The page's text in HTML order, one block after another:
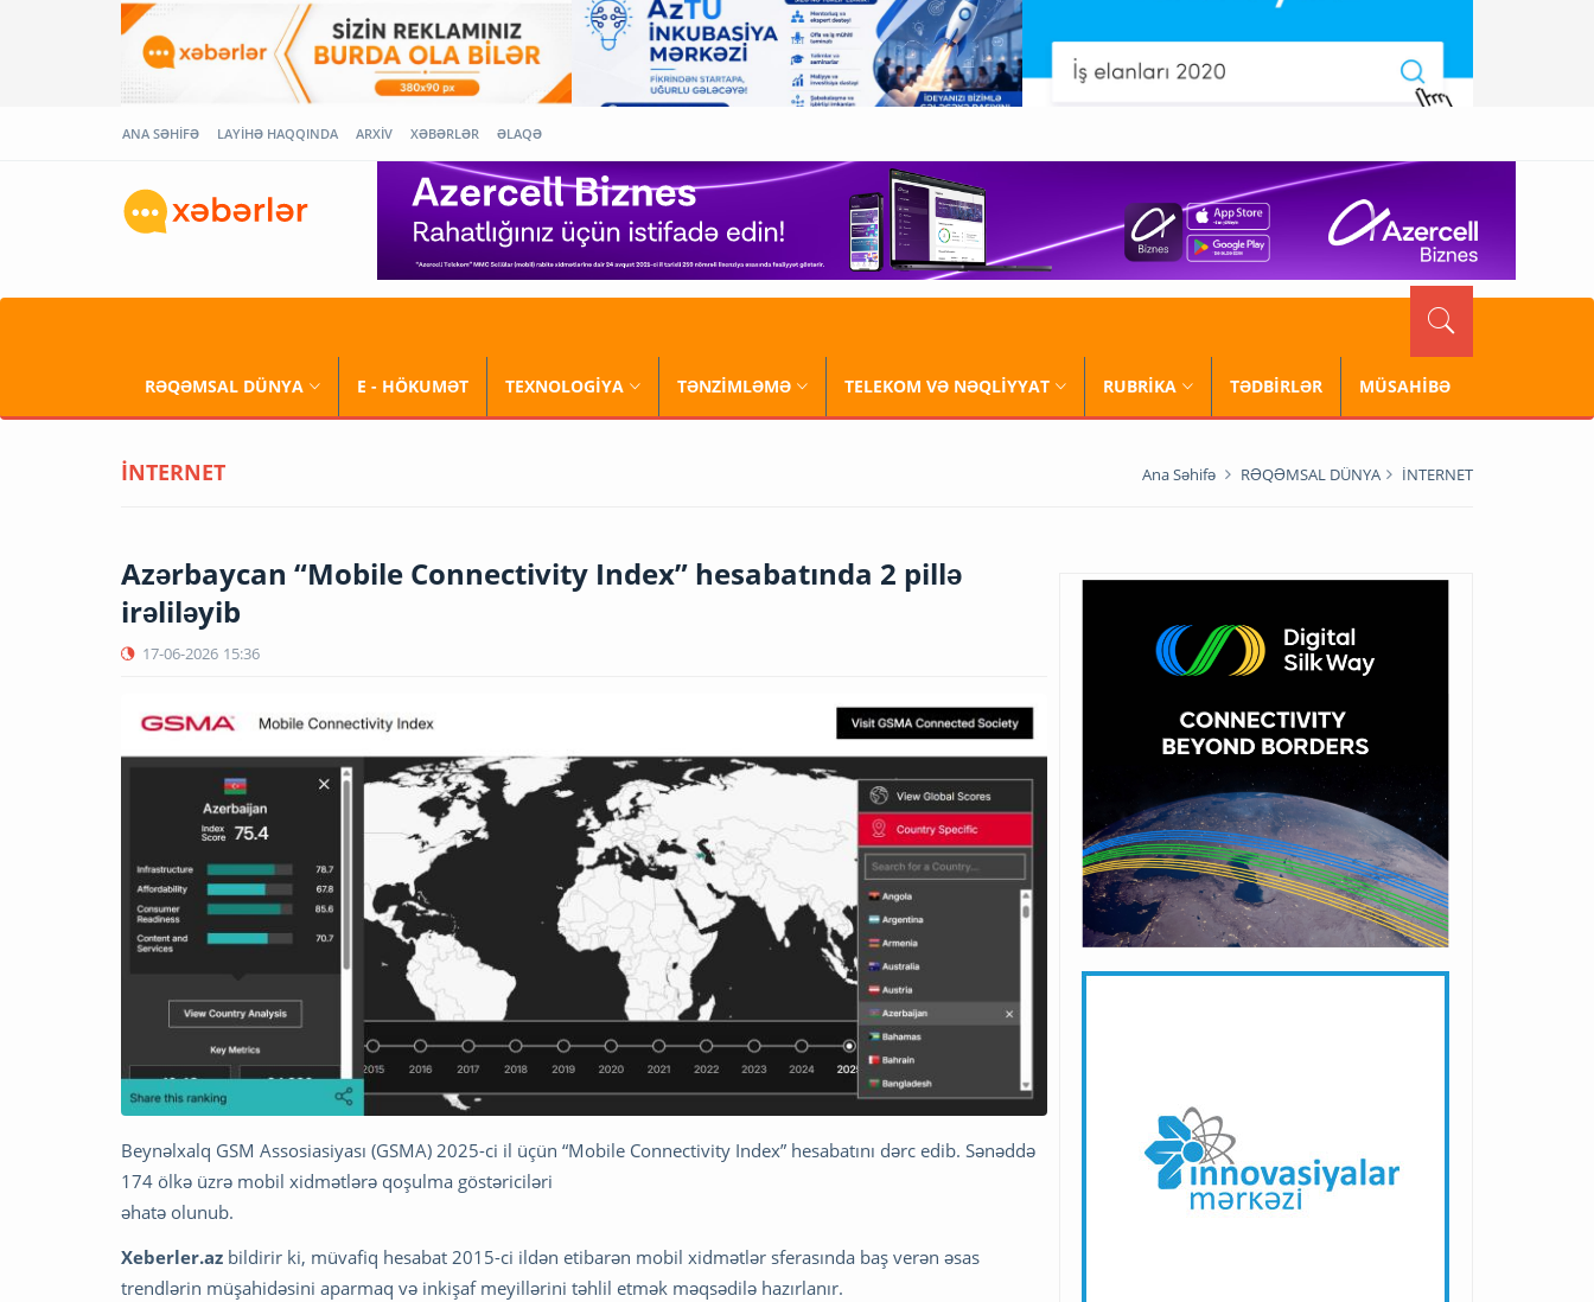
ANA SƏHİFƏ LAYİHƏ HAQQINDA ARXİV XƏBƏRLƏR ƏLAQƏ
RƏQƏMSAL DÜNYA E - HÖKUMƏT TEXNOLOGİYA TƏNZİMLƏMƏ TELEKOM VƏ NƏQLİYYAT RUBRİKA TƏDBİRLƏR MÜSAHİBƏ
İNTERNET Ana Səhifə RƏQƏMSAL DÜNYA İNTERNET
Azərbaycan “Mobile Connectivity Index” hesabatında 2 pillə
irəliləyib
17-06-2026 15:36
Beynəlxalq GSM Assosiasiyası (GSMA) 2025-ci il üçün “Mobile Connectivity Index” hesabatını dərc edib. Sənəddə
174 ölkə üzrə mobil xidmətlərə qoşulma göstəriciləri
əhatə olunub.
Xeberler.az bildirir ki, müvafiq hesabat 2015-ci ildən etibarən mobil xidmətlər sferasında baş verən əsas
trendlərin müşahidəsini aparmaq və inkişaf meyillərini təhlil etmək məqsədilə hazırlanır.